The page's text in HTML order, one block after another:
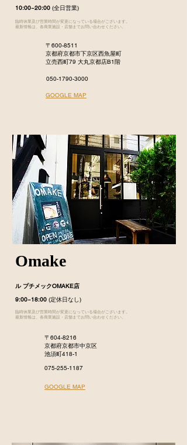
10:00~20:00 (全日営業)
臨時休業及び営業時間が変更になっている場合がございます。
最新情報は、各商業施設・店舗までお問い合わせください。
〒600-8511
京都府京都市下京区西魚屋町
立売西町79 大丸京都店B1階
050-1790-3000
GOOGLE MAP
Omake
ル プチメックOMAKE店
9:00~18:00 (定休日なし)
臨時休業及び営業時間が変更になっている場合がございます。
最新情報は、各商業施設・店舗までお問い合わせください。
〒604-8216
京都府京都市中京区
池須町418-1
075-255-1187
​GOOGLE MAP